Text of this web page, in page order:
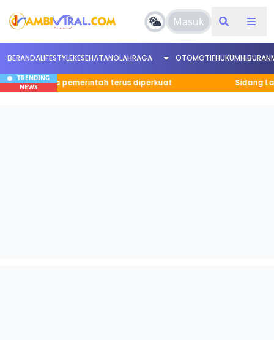
Masuk
BERANDALIFESTYLEKESEHATANOLAHRAGA OTOMOTIFHUKUMHIBURAN
TRENDING
NEWS
antara pemerintah terus diperkuat Sidang